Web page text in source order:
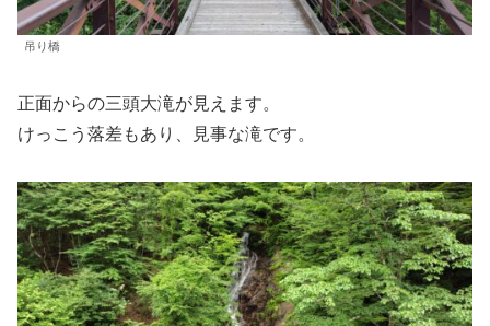
吊り橋
正面からの三頭大滝が見えます。
けっこう落差もあり、見事な滝です。